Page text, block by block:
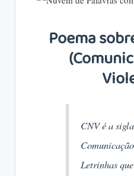
Poema
CNV é a
Letrinhas